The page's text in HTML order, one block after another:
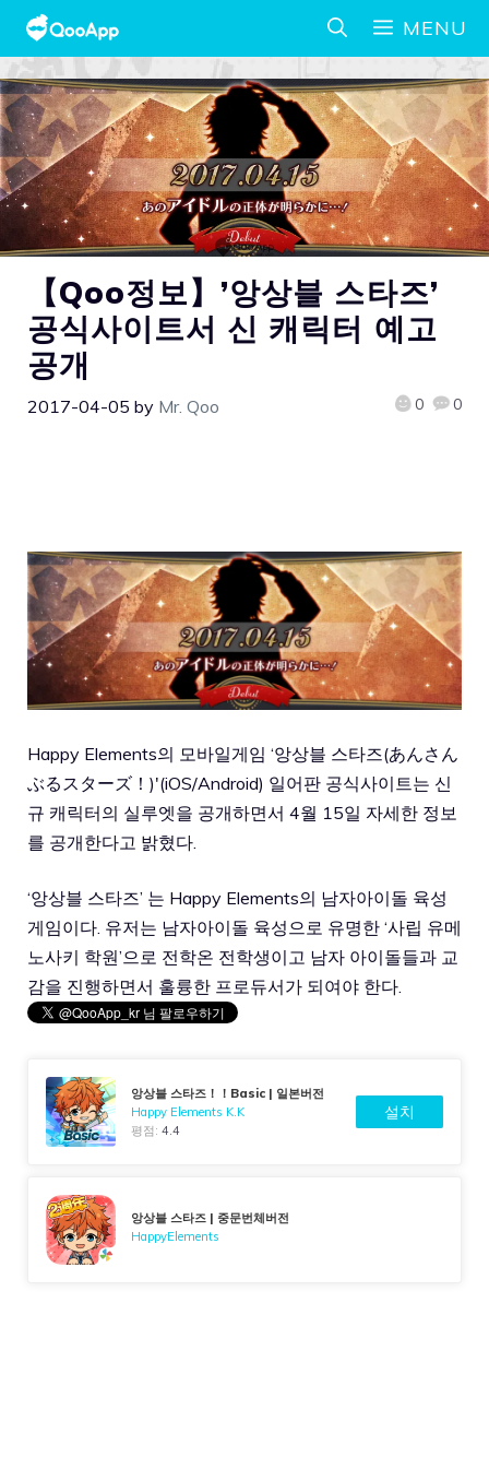
MENU
【Qoo정보】’앙상블 스타즈’
공식사이트서 신 캐릭터 예고
공개
2017-04-05 by Mr. Qoo 0 0
Happy Elements의 모바일게임 ‘앙상블 스타즈(あんさん
ぶるスターズ！)'(iOS/Android) 일어판 공식사이트는 신
규 캐릭터의 실루엣을 공개하면서 4월 15일 자세한 정보
를 공개한다고 밝혔다.
‘앙상블 스타즈’ 는 Happy Elements의 남자아이돌 육성
게임이다. 유저는 남자아이돌 육성으로 유명한 ‘사립 유메
노사키 학원’으로 전학온 전학생이고 남자 아이돌들과 교
감을 진행하면서 훌륭한 프로듀서가 되여야 한다.
앙상블 스타즈！！Basic | 일본버전
Happy Elements K.K
평점:4.4
설치
앙상블 스타즈 | 중문번체버전
HappyElements